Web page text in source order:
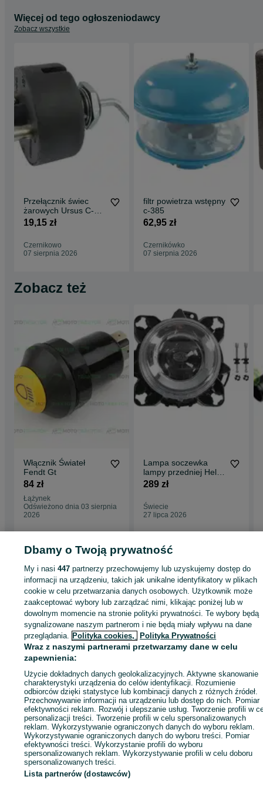
Więcej od tego ogłoszeniodawcy
Zobacz wszystkie
Przełącznik świec
żarowych Ursus C-
330
19,15 zł
Czernikowo
07 sierpnia 2026
filtr powietrza wstępny
c-385
62,95 zł
Czernikówko
07 sierpnia 2026
Zobacz też
Włącznik Świateł
Fendt Gt
84 zł
Łążynek
Odświeżono dnia 03 sierpnia
2026
Lampa soczewka
lampy przedniej Hella
Fendt , Claas ,
289 zł
Świecie
27 lipca 2026
Strona główna Rolnictwo Części do maszyn rolniczych
Części do maszyn
rolniczych - Kujawsko-pomorskie
Części do maszyn rolniczych - Czernikowo
KATEGORIA
ID:490426585 Wyświetlenia:
Zadzwoń / SMS Wyślij wiadomość
Dbamy o Twoją prywatność
My i nasi447 partnerzy przechowujemy lub uzyskujemy dostęp do
informacji na urządzeniu, takich jak unikalne identyfikatory w plikach
cookie w celu przetwarzania danych osobowych. Użytkownik może
zaakceptować wybory lub zarządzać nimi, klikając poniżej lub w
dowolnym momencie na stronie polityki prywatności. Te wybory będą
sygnalizowane naszym partnerom i nie będą miały wpływu na dane
przeglądania. Polityka cookies, Polityka Prywatności
Wraz z naszymi partnerami przetwarzamy dane w celu
zapewnienia:
Użycie dokładnych danych geolokalizacyjnych. Aktywne skanowanie
charakterystyki urządzenia do celów identyfikacji. Rozumienie
odbiorców dzięki statystyce lub kombinacji danych z różnych źródeł.
Przechowywanie informacji na urządzeniu lub dostęp do nich. Pomiar
efektywności reklam. Rozwój i ulepszanie usług. Tworzenie profili w
personalizacji treści. Tworzenie profili w celu spersonalizowanych
reklam. Wykorzystywanie ograniczonych danych do wyboru reklam.
Wykorzystywanie ograniczonych danych do wyboru treści. Pomiar
efektywności treści. Wykorzystanie profili do wyboru
spersonalizowanych reklam. Wykorzystywanie profili w celu doboru
spersonalizowanych treści.
Lista partnerów (dostawców)